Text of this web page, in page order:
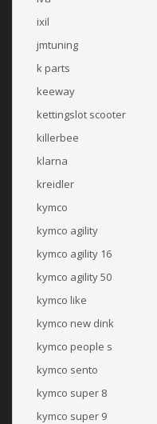
ixil
jmtuning
k parts
keeway
kettingslot scooter
killerbee
klarna
kreidler
kymco
kymco agility
kymco agility 16
kymco agility 50
kymco like
kymco new dink
kymco people s
kymco sento
kymco super 8
kymco super 9